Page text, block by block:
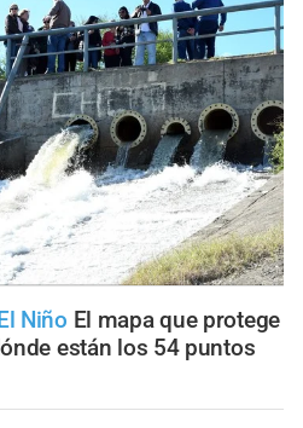
Niño El mapa que protege
están los 54 puntos